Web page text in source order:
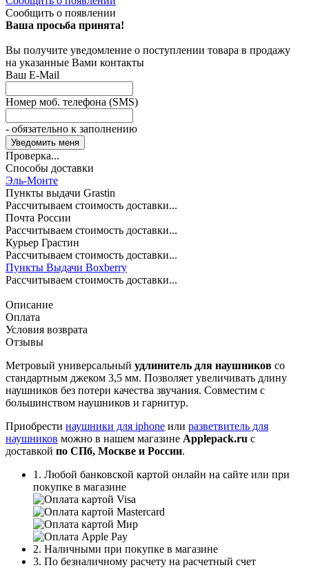
Сообщить о появлении
Ваша просьба принята!
Вы получите уведомление о поступлении товара в продажу
на указанные Вами контакты
Ваш E-Mail
Номер моб. телефона (SMS)
- обязательно к заполнению
Проверка...
Способы доставки
Эль-Монте
Пункты выдачи Grastin
Рассчитываем стоимость доставки...
Почта России
Рассчитываем стоимость доставки...
Курьер Грастин
Рассчитываем стоимость доставки...
Пункты Выдачи Boxberry
Рассчитываем стоимость доставки...
Описание
Оплата
Условия возврата
Отзывы
Метровый универсальный удлинитель для наушников со
стандартным джеком 3,5 мм. Позволяет увеличивать длину
наушников без потери качества звучания. Совместим с
большинством наушников и гарнитур.
Приобрести наушники для iphone или разветвитель для
наушников можно в нашем магазине Applepack.ru с
доставкой по СПб, Москве и России.
1. Любой банковской картой онлайн на сайте или при
покупке в магазине
2. Наличными при покупке в магазине
3. По безналичному расчету на расчетный счет